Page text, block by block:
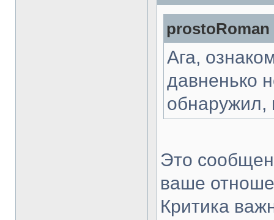
prostoRoman
Ага,
давненько
обнаружил,
Это
ваше
Критика